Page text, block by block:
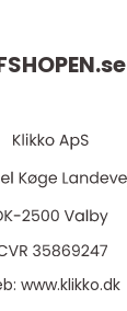
se
www.klikko.dk